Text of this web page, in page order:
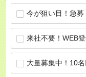
今が狙い目！急募
来社不要！WEB
大量募集中！10